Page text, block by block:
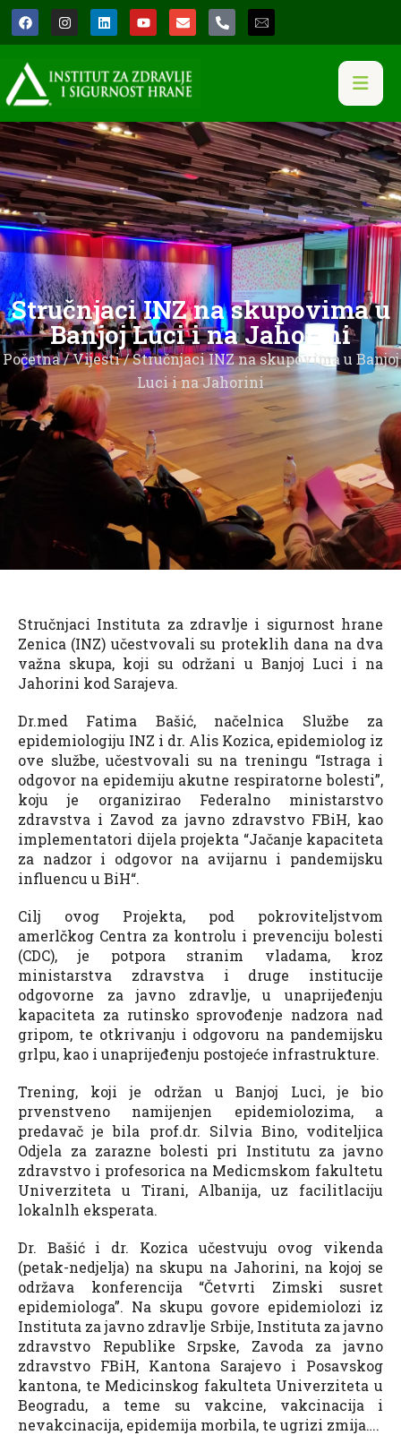
Stručnjaci INZ na skupovima u
Banjoj Luci i na Jahorini
Početna/Vijesti/ Stručnjaci INZ na skupovima u Banjoj
Luci i na Jahorini
Stručnjaci Instituta za zdravlje i sigurnost hrane
Zenica (INZ) učestvovali su proteklih dana na dva
važna skupa, koji su održani u Banjoj Luci i na
Jahorini kod Sarajeva.
Dr.med Fatima Bašić, načelnica Službe za
epidemiologiju INZ i dr. Alis Kozica, epidemiolog iz
ove službe, učestvovali su na treningu “Istraga i
odgovor na epidemiju akutne respiratorne bolesti”,
koju je organizirao Federalno ministarstvo
zdravstva i Zavod za javno zdravstvo FBiH, kao
implementatori dijela projekta “Jačanje kapaciteta
za nadzor i odgovor na avijarnu i pandemijsku
influencu u BiH“.
Cilj ovog Projekta, pod pokroviteljstvom
amerlčkog Centra za kontrolu i prevenciju bolesti
(CDC), je potpora stranim vladama, kroz
ministarstva zdravstva i druge institucije
odgovorne za javno zdravlje, u unaprijeđenju
kapaciteta za rutinsko sprovođenje nadzora nad
gripom, te otkrivanju i odgovoru na pandemijsku
grlpu, kao i unaprijeđenju postojeće infrastrukture.
Trening, koji je održan u Banjoj Luci, je bio
prvenstveno namijenjen epidemiolozima, a
predavač je bila prof.dr. Silvia Bino, voditeljica
Odjela za zarazne bolesti pri Institutu za javno
zdravstvo i profesorica na Medicmskom fakultetu
Univerziteta u Tirani, Albanija, uz facilitlaciju
lokalnlh eksperata.
Dr. Bašić i dr. Kozica učestvuju ovog vikenda
(petak-nedjelja) na skupu na Jahorini, na kojoj se
održava konferencija “Četvrti Zimski susret
epidemiologa”. Na skupu govore epidemiolozi iz
Instituta za javno zdravlje Srbije, Instituta za javno
zdravstvo Republike Srpske, Zavoda za javno
zdravstvo FBiH, Kantona Sarajevo i Posavskog
kantona, te Medicinskog fakulteta Univerziteta u
Beogradu, a teme su vakcine, vakcinacija i
nevakcinacija, epidemija morbila, te ugrizi zmija….